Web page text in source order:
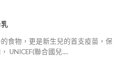
食物，更是新生兒的首支疫苗，保
UNICEF(聯合國兒....